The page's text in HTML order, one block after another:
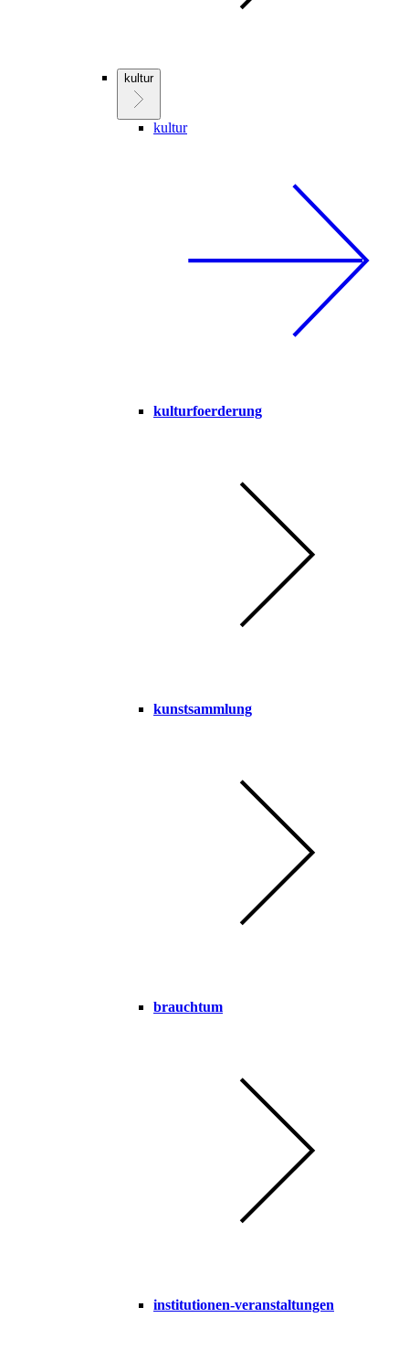
kultur
kultur
kulturfoerderung
kunstsammlung
brauchtum
institutionen-veranstaltungen